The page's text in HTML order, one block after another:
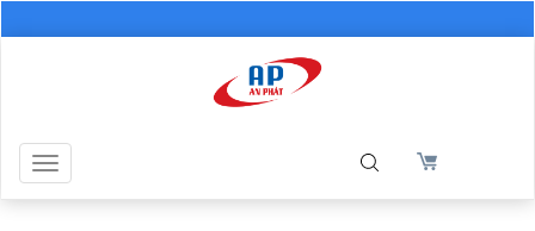
Toggle
navigation